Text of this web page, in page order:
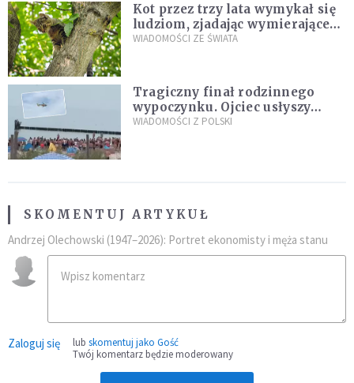
Kot przez trzy lata wymykał się
ludziom, zjadając wymierające
kaczki. W końcu popełnił
WIADOMOŚCI ZE ŚWIATA
Tragiczny finał rodzinnego
wypoczynku. Ojciec usłyszy
zarzuty
WIADOMOŚCI Z POLSKI
SKOMENTUJ ARTYKUŁ
Andrzej Olechowski (1947–2026): Portret ekonomisty i męża stanu
Zaloguj się lub skomentuj jako Gość
Twój komentarz będzie moderowany